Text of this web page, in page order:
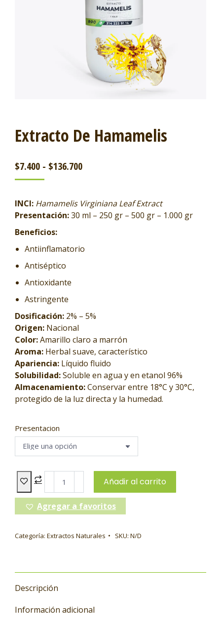
Extracto De Hamamelis
$7.400 - $136.700
INCI: Hamamelis Virginiana Leaf Extract
Presentación:30 ml – 250 gr – 500 gr – 1.000 gr
Beneficios:
Antiinflamatorio
Antiséptico
Antioxidante
Astringente
Dosificación: 2% – 5%
Origen: Nacional
Color:Amarillo claro a marrón
Aroma: Herbal suave, característico
Apariencia: Líquido fluido
Solubilidad:Soluble en agua y en etanol 96%
Almacenamiento:Conservar entre 18°C y 30°C,
protegido de la luz directa y la humedad.
Presentacion
Añadir al carrito
Agregar a favoritos
Categoría: Extractos Naturales SKU: N/D
Descripción
Información adicional